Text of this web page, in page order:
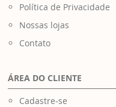
Política de Privacidade
Nossas lojas
Contato
ÁREA DO CLIENTE
Cadastre-se